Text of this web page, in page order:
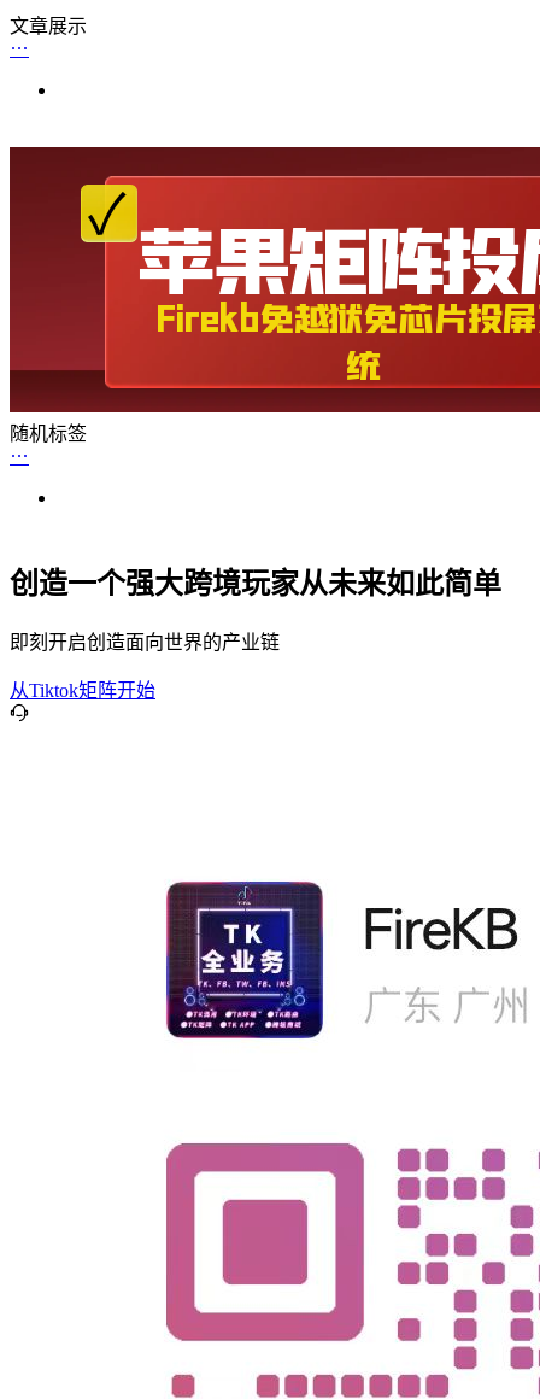
文章展示
随机标签
创造一个强大跨境玩家从未来如此简单
即刻开启创造面向世界的产业链
从Tiktok矩阵开始